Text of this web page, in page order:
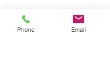
Phone Email